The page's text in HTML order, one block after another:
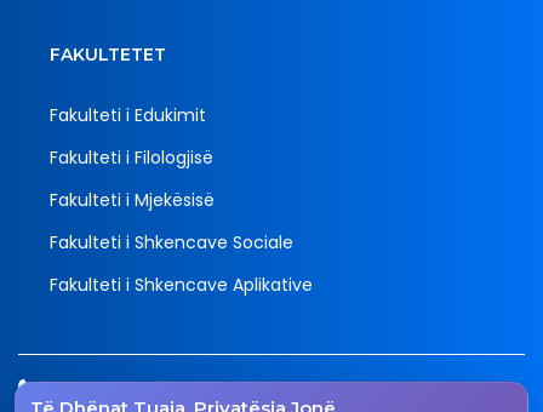
FAKULTETET
Fakulteti i Edukimit
Fakulteti i Filologjisë
Fakulteti i Mjekësisë
Fakulteti i Shkencave Sociale
Fakulteti i Shkencave Aplikative
Tel.